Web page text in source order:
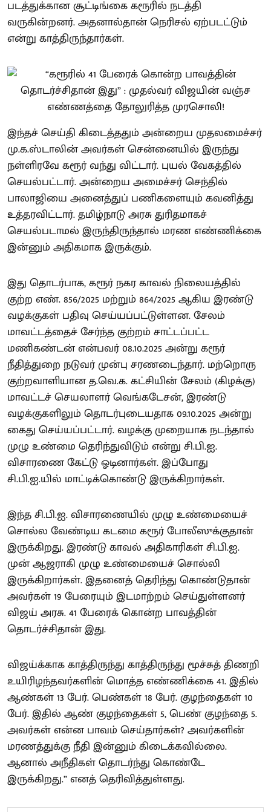
படத்துக்கான சூட்டிங்கை கரூரில் நடத்தி
வருகின்றனர். அதனால்தான் நெரிசல் ஏற்படட்டும்
என்று காத்திருந்தார்கள்.
இந்தச் செய்தி கிடைத்ததும் அன்றைய முதலமைச்சர்
மு.க.ஸ்டாலின் அவர்கள் சென்னையில் இருந்து
நள்ளிரவே கரூர் வந்து விட்டார். புயல் வேகத்தில்
செயல்பட்டார். அன்றைய அமைச்சர் செந்தில்
பாலாஜியை அனைத்துப் பணிகளையும் கவனித்து
உத்தரவிட்டார். தமிழ்நாடு அரசு துரிதமாகச்
செயல்படாமல் இருந்திருந்தால் மரண எண்ணிக்கை
இன்னும் அதிகமாக இருக்கும்.
இது தொடர்பாக, கரூர் நகர காவல் நிலையத்தில்
குற்ற எண். 856/2025 மற்றும் 864/2025 ஆகிய இரண்டு
வழக்குகள் பதிவு செய்யப்பட்டுள்ளன. சேலம்
மாவட்டத்தைச் சேர்ந்த குற்றம் சாட்டப்பட்ட
மணிகண்டன் என்பவர் 08.10.2025 அன்று கரூர்
நீதித்துறை நடுவர் முன்பு சரணடைந்தார். மற்றொரு
குற்றவாளியான த.வெ.க. கட்சியின் சேலம் (கிழக்கு)
மாவட்டச் செயலாளர் வெங்கடேசன், இரண்டு
வழக்குகளிலும் தொடர்புடையதாக 09.10.2025 அன்று
கைது செய்யப்பட்டார். வழக்கு முறையாக நடந்தால்
முழு உண்மை தெரிந்துவிடும் என்று சி.பி.ஐ.
விசாரணை கேட்டு ஓடினார்கள். இப்போது
சி.பி.ஐ.யில் மாட்டிக்கொண்டு இருக்கிறார்கள்.
இந்த சி.பி.ஐ. விசாரணையில் முழு உண்மையைச்
சொல்ல வேண்டிய கடமை கரூர் போலீஸுக்குதான்
இருக்கிறது. இரண்டு காவல் அதிகாரிகள் சி.பி.ஐ.
முன் ஆஜராகி முழு உண்மையைச் சொல்லி
இருக்கிறார்கள். இதனைத் தெரிந்து கொண்டுதான்
அவர்கள் 19 பேரையும் இடமாற்றம் செய்துள்ளனர்
விஜய் அரசு. 41 பேரைக் கொன்ற பாவத்தின்
தொடர்ச்சிதான் இது.
விஜய்க்காக காத்திருந்து காத்திருந்து மூச்சுத் திணறி
உயிரிழந்தவர்களின் மொத்த எண்ணிக்கை 41. இதில்
ஆண்கள் 13 பேர். பெண்கள் 18 பேர். குழந்தைகள் 10
பேர். இதில் ஆண் குழந்தைகள் 5, பெண் குழந்தை 5.
அவர்கள் என்ன பாவம் செய்தார்கள்? அவர்களின்
மரணத்துக்கு நீதி இன்னும் கிடைக்கவில்லை.
ஆனால் அநீதிகள் தொடர்ந்து கொண்டே
இருக்கிறது.” எனத் தெரிவித்துள்ளது.